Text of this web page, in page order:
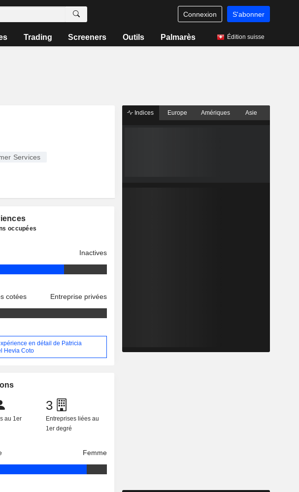
Connexion S'abonner
Trading Screeners Outils Palmarès Édition suisse
Services
occupées
Inactives
cotées Entreprise privées
en détail de Patricia
Hevia Coto
au 1er
3
Entreprises liées au
1er degré
Femme
Indices Europe Amériques Asie